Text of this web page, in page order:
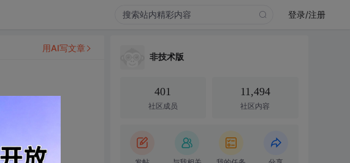
登录/注册
分感谢
用AI写文章
非技术版
401
社区成员
11,494
社区内容